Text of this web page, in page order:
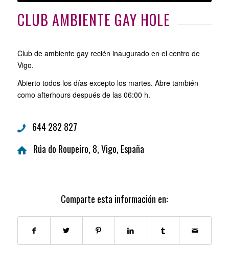
CLUB AMBIENTE GAY HOLE
Club de ambiente gay recién inaugurado en el centro de
Vigo.
Abierto todos los días excepto los martes. Abre también
como afterhours después de las 06:00 h.
644 282 827
Rúa do Roupeiro, 8, Vigo, España
Comparte esta información en: